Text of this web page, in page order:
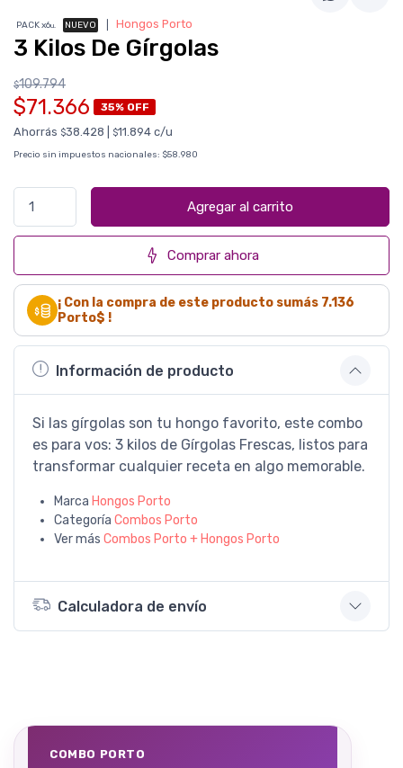
PACK x6u. NUEVO Hongos Porto
3 Kilos De Gírgolas
$109.794
$71.366 35% OFF
Ahorrás $38.428 $11.894 c/u
Precio sin impuestos nacionales: $58.980
Agregar al carrito
Comprar ahora
¡ Con la compra de este producto sumás 7.136
Porto$ !
Información de producto
Si las gírgolas son tu hongo favorito, este combo
es para vos: 3 kilos de Gírgolas Frescas, listos para
transformar cualquier receta en algo memorable.
Marca Hongos Porto
Categoría Combos Porto
Ver más Combos Porto + Hongos Porto
Calculadora de envío
COMBO PORTO